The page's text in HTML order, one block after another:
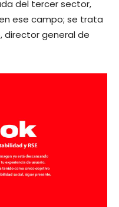
del tercer sector,
ese campo; se trata
director general de